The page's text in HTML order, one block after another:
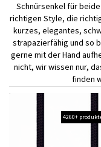
Schnürsenkel für
richtigen Style, die
kurzes, elegantes,
strapazierfähig und so
gerne mit der Hand
nicht, wir wissen nur,
finden
4260+